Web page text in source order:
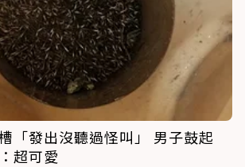
「發出沒聽過怪叫」 男子鼓起
超可愛